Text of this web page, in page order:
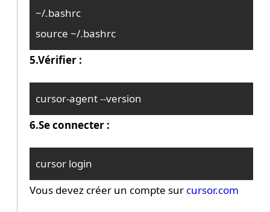
~/.bashrc
source ~/.bashrc
5.Vérifier :
cursor-agent --version
6.Se connecter :
cursor login
Vous devez créer un compte sur cursor.com